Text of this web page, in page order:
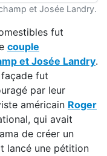
et Josée Landry.
fut
couple
et Josée Landry.
façade fut
par leur
américain Roger
qui avait
de créer un
lancé une pétition